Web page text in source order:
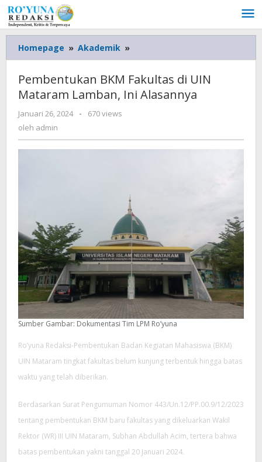
Lewati
ke
konten
Homepage » Akademik »
BKM
Fakultas
di
UIN
Pembentukan BKM Fakultas di UIN
Mataram Lamban, Ini Alasannya
Januari 26, 2024
oleh
-
670 views
oleh admin
Sumber Gambar: Dokumentasi Tim LPM Ro’yuna
Ro’yuna Redaksi-Pembentukan Badan Kegiatan Mahasiswa (BKM)
UIN Mataram tingkat fakultas belum kunjung terbentuk hingga batas
waktu yang telah diberikan.
Berdasarkan Surat Pengumuman Nomor 443/Un.12/PP.00.9/12/2023
tentang pembentukan BKM baru fakultas yang dikeluarkan Wakil
Rektor (WR) III UIN Mataram, Subhan Abdullah Acim, tertera bahwa
batas pembentukan yakni tanggal 20 Januari 2024.